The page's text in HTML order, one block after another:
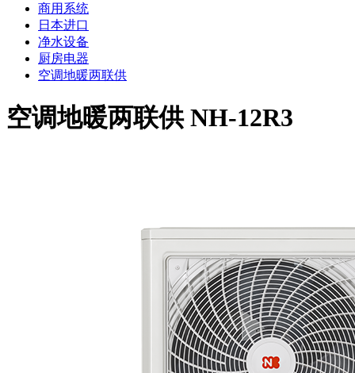
商用系统
日本进口
净水设备
厨房电器
空调地暖两联供
空调地暖两联供 NH-12R3